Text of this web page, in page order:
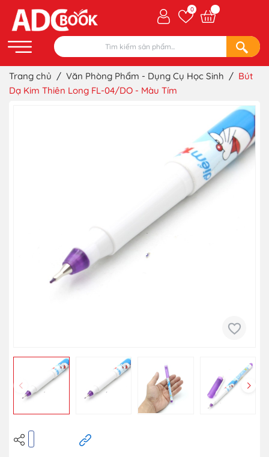
0
Trang chủ / Văn Phòng Phẩm - Dụng Cụ Học Sinh / Bút
Dạ Kim Thiên Long FL-04/DO - Màu Tím